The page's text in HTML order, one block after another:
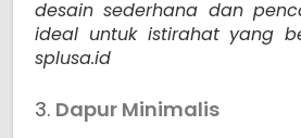
desain sederhana dan
ideal untuk istirahat yang
splusa.id
3. Dapur Minimalis